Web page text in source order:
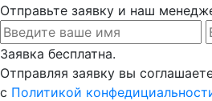
Отправьте заявку и наш
Заявка бесплатна.
Отправляя заявку вы
с Политикой